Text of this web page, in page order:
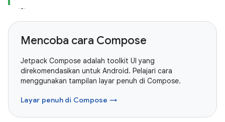
Mencoba cara Compose
Jetpack Compose adalah toolkit UI yang
direkomendasikan untuk Android. Pelajari cara
menggunakan tampilan layar penuh di Compose.
Layar penuh di Compose →